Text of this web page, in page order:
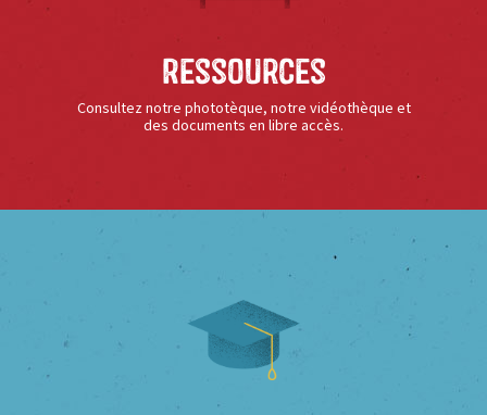
Ressources
Consultez notre phototèque, notre vidéothèque et
des documents en libre accès.